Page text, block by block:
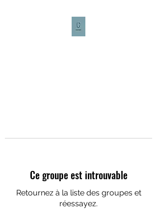
Ce groupe est introuvable
Retournez à la liste des groupes et
réessayez.